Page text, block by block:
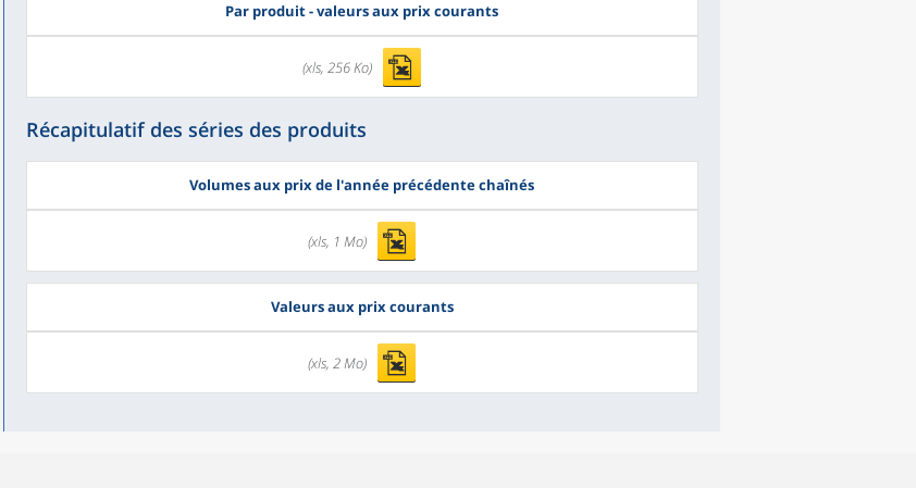
Par produit - valeurs aux prix courants
(xls, 256 Ko)
Récapitulatif des séries des produits
Volumes aux prix de l'année précédente chaînés
(xls, 1 Mo)
Valeurs aux prix courants
(xls, 2 Mo)